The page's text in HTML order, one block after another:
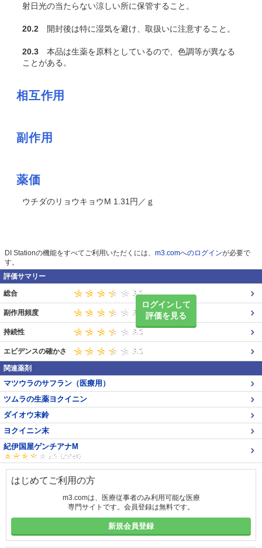
射日光の当たらない涼しい所に保管すること。
20.2 開封後は特に湿気を避け、取扱いに注意すること。
20.3 本品は生薬を原料としているので、色調等が異なる
ことがある。
相互作用
副作用
薬価
ウチダのリョウキョウM 1.31円／ｇ
DI Stationの機能をすべてご利用いただくには、 m3.comへのログインが必要で
す。
評価サマリー
ログインして
評価を見る
総合
副作用頻度
持続性
エビデンスの確かさ
関連薬剤
マツウラのサフラン（医療用）
ツムラの生薬ヨクイニン
ダイオウ末鈴
ヨクイニン末
紀伊国屋ゲンチアナM
はじめてご利用の方
m3.comは、医療従事者のみ利用可能な医療
専門サイトです。会員登録は無料です。
新規会員登録